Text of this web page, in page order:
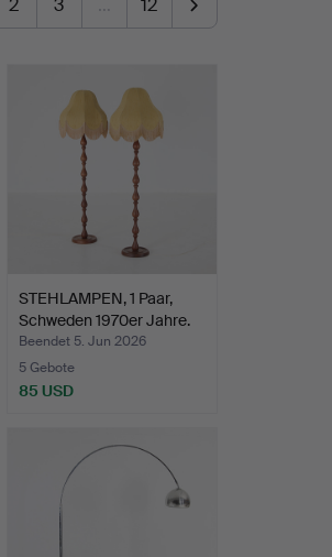
2 3 … 12
STEHLAMPEN, 1 Paar,
Schweden 1970er Jahre.
Beendet 5. Jun 2026
5 Gebote
85 USD